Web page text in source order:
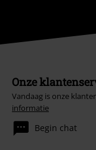
Onze
Vandaag is onze
informatie
Begin chat